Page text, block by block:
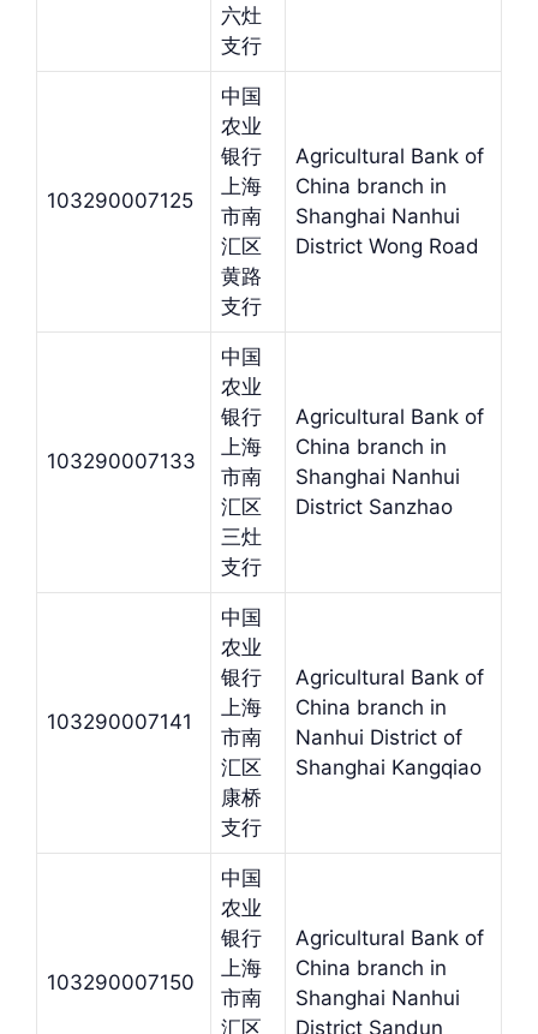
六灶
支行
103290007125
中国
农业
银行
上海
市南
汇区
黄路
支行
Agricultural Bank of
China branch in
Shanghai Nanhui
District Wong Road
103290007133
中国
农业
银行
上海
市南
汇区
三灶
支行
Agricultural Bank of
China branch in
Shanghai Nanhui
District Sanzhao
103290007141
中国
农业
银行
上海
市南
汇区
康桥
支行
Agricultural Bank of
China branch in
Nanhui District of
Shanghai Kangqiao
103290007150
中国
农业
银行
上海
市南
汇区
Agricultural Bank of
China branch in
Shanghai Nanhui
District Sandun